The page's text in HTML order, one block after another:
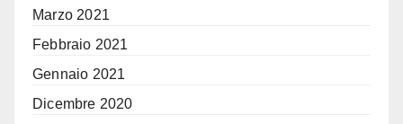
Marzo 2021
Febbraio 2021
Gennaio 2021
Dicembre 2020